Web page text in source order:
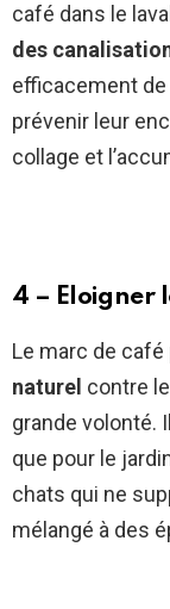
café dans le
des
efficacement de
prévenir leur
collage et
4 – Eloigner
Le marc de
naturel contre
grande volonté.
que pour le
chats qui ne
mélangé à des